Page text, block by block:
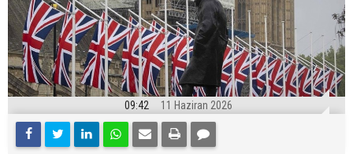
09:42 11 Haziran 2026